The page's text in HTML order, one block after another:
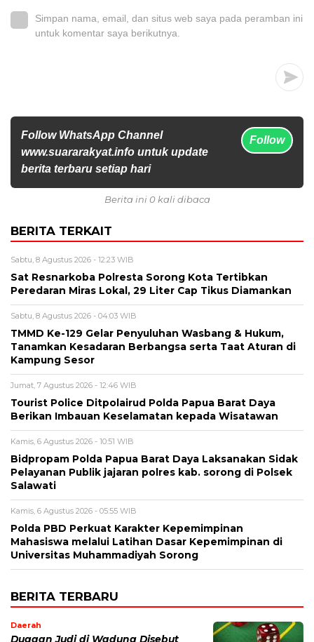
Simpan nama, email, dan situs web saya pada peramban ini
untuk komentar saya berikutnya.
Follow WhatsApp Channel
www.suararakyat.info untuk update
berita terbaru setiap hari
Follow
Berita ini 0 kali dibaca
BERITA TERKAIT
Sabtu, 8 Agustus 2026 - 12:23 WIB
Sat Resnarkoba Polresta Sorong Kota Tertibkan
Peredaran Miras Lokal, 29 Liter Cap Tikus Diamankan
Sabtu, 8 Agustus 2026 - 04:03 WIB
TMMD Ke-129 Gelar Penyuluhan Wasbang & Hukum,
Tanamkan Kesadaran Berbangsa serta Taat Aturan di
Kampung Sesor
Jumat, 7 Agustus 2026 - 12:46 WIB
Tourist Police Ditpolairud Polda Papua Barat Daya
Berikan Imbauan Keselamatan kepada Wisatawan
Kamis, 6 Agustus 2026 - 10:51 WIB
Bidpropam Polda Papua Barat Daya Laksanakan Sidak
Pelayanan Publik jajaran polres kab. sorong di Polsek
Salawati
Kamis, 6 Agustus 2026 - 05:55 WIB
Polda PBD Perkuat Karakter Kepemimpinan
Mahasiswa melalui Latihan Dasar Kepemimpinan di
Universitas Muhammadiyah Sorong
BERITA TERBARU
Daerah
Dugaan Judi di Wadung Disebut